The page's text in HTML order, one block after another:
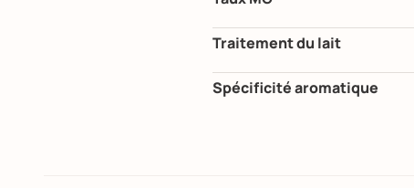
Traitement du lait
Spécificité aromatique